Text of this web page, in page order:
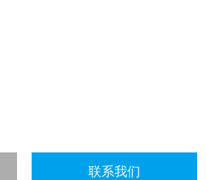
致的车辆损坏状况的发生，同时
联系我们